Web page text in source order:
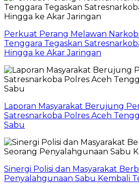
Perkuat Perang Melawan
Tenggara Tegaskan
Hingga ke Akar Jaringan
Laporan Masyarakat Berujung
Satresnarkoba Polres Aceh
Sabu
Sinergi Polisi dan Masyarakat
Penyalahgunaan Sabu Kembali